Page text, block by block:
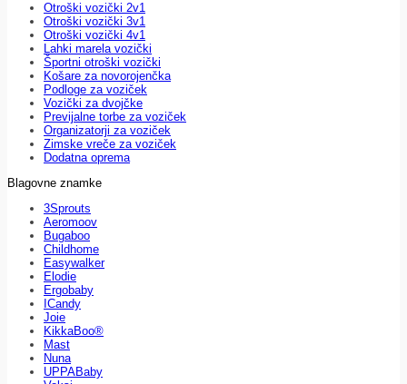
Otroški vozički 2v1
Otroški vozički 3v1
Otroški vozički 4v1
Lahki marela vozički
Športni otroški vozički
Košare za novorojenčka
Podloge za voziček
Vozički za dvojčke
Previjalne torbe za voziček
Organizatorji za voziček
Zimske vreče za voziček
Dodatna oprema
Blagovne znamke
3Sprouts
Aeromoov
Bugaboo
Childhome
Easywalker
Elodie
Ergobaby
ICandy
Joie
KikkaBoo®
Mast
Nuna
UPPABaby